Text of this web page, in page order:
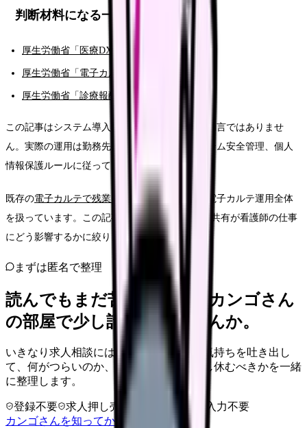
判断材料になる一次情報
厚生労働省「医療DXについて」
厚生労働省「電子カルテ情報共有サービス」
厚生労働省「診療報酬関連情報」
この記事はシステム導入判断や診療報酬算定の助言ではありませ
ん。実際の運用は勤務先の規程、医療情報システム安全管理、個人
情報保護ルールに従ってください。
既存の電子カルテで残業は増える？減る？
では電子カルテ運用全体
を扱っています。この記事では、医療DXと情報共有が看護師の仕事
にどう影響するかに絞ります。
まずは匿名で整理
読んでもまだ苦しいなら、カンゴさん
の部屋で少し話してみませんか。
いきなり求人相談には進みません。今の気持ちを吐き出し
て、何がつらいのか、辞めるべきか、少し休むべきかを一緒
に整理します。
登録不要 求人押し売りなし
病院名は入力不要
カンゴさんを知ってから相談する